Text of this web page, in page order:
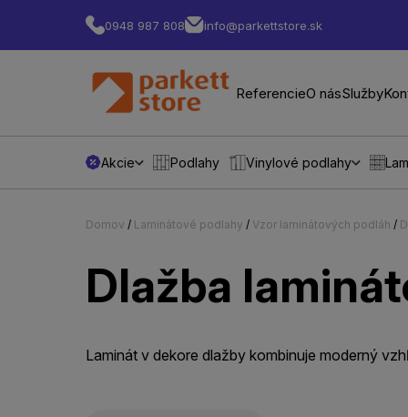
0948 987 808 info@parkettstore.sk
ReferencieO násSlužby
Akcie Podlahy Vinylové podlahy
Domov / Laminátové podlahy / Vzor laminátových podláh /
Dlažba
Laminát v dekore dlažby kombinuje moderný